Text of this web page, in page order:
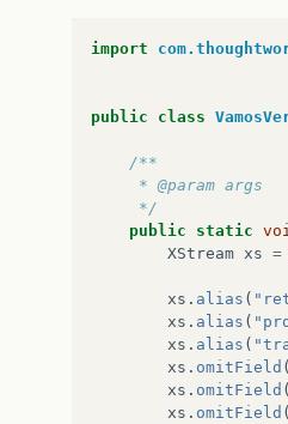
import
public class
/**
	 * @param args
	 */
public
static
XStream xs =
xs . alias (
xs . alias (
xs . alias (
xs . omitField (
xs . omitField (
xs . omitField (